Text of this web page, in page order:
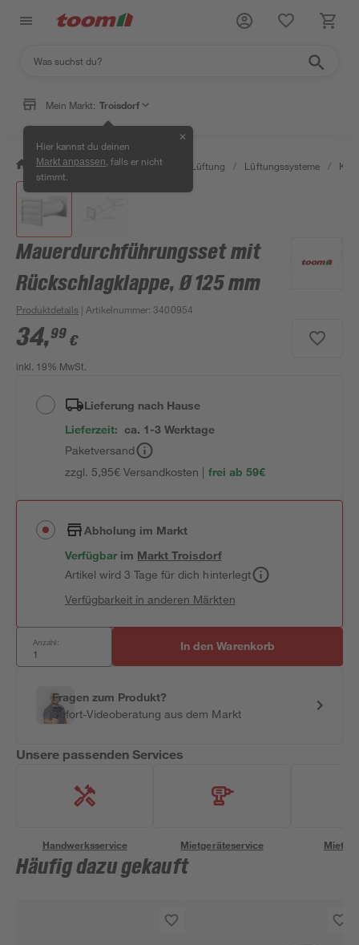
Mein Markt: Troisdorf
Hier kannst du deinen
Markt anpassen , falls er nicht
stimmt.
✕
/ Bauen & Renovieren / Klima & Lüftung / Lüftungssysteme /
Mauerdurchführungsset mit
Rückschlagklappe, Ø 125 mm
Produktdetails | Artikelnummer:3400954
34,99 €
inkl. 19% MwSt.
Lieferung nach Hause
Lieferzeit: ca. 1-3 Werktage
Paketversand
zzgl. 5,95€ Versandkosten | frei ab 59€
Abholung im Markt
Verfügbar im MarktTroisdorf
Artikel wird 3 Tage für dich hinterlegt
Verfügbarkeit in anderen Märkten
Anzahl: In den Warenkorb
Fragen zum Produkt?
Sofort-Videoberatung aus dem Markt
Unsere passenden Services
Handwerksservice Mietgeräteservice
Häufig dazu gekauft